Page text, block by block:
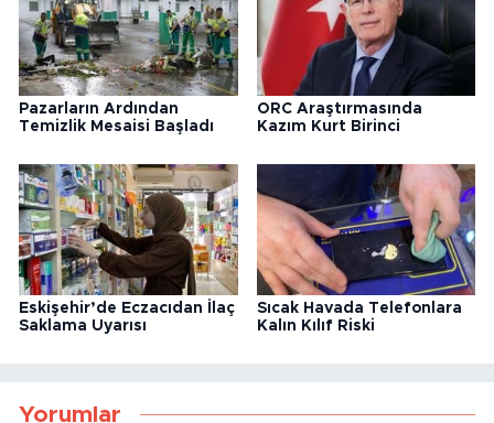
Pazarların Ardından
Temizlik Mesaisi Başladı
ORC Araştırmasında
Kazım Kurt Birinci
Eskişehir’de Eczacıdan İlaç
Saklama Uyarısı
Sıcak Havada Telefonlara
Kalın Kılıf Riski
Yorumlar